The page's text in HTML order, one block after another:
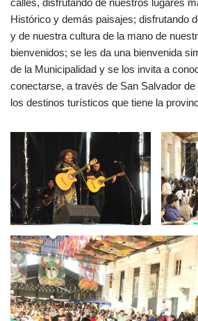
calles, disfrutando de nuestros lugares
Histórico y demás paisajes; disfrutando
y de nuestra cultura de la mano de
bienvenidos; se les da una bienvenida
de la Municipalidad y se los invita a
conectarse, a través de San Salvador
los destinos turísticos que tiene la